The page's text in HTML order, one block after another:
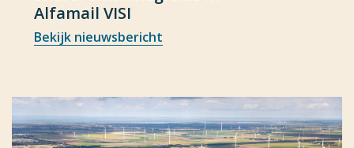
Alfamail VISI
Bekijk nieuwsbericht